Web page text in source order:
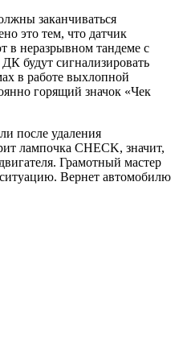
заканчиваться
это тем, что датчик
в неразрывном тандеме с
будут сигнализировать
в работе выхлопной
горящий значок «Чек
после удаления
лампочка CHECK, значит,
Грамотный мастер
Вернет автомобилю